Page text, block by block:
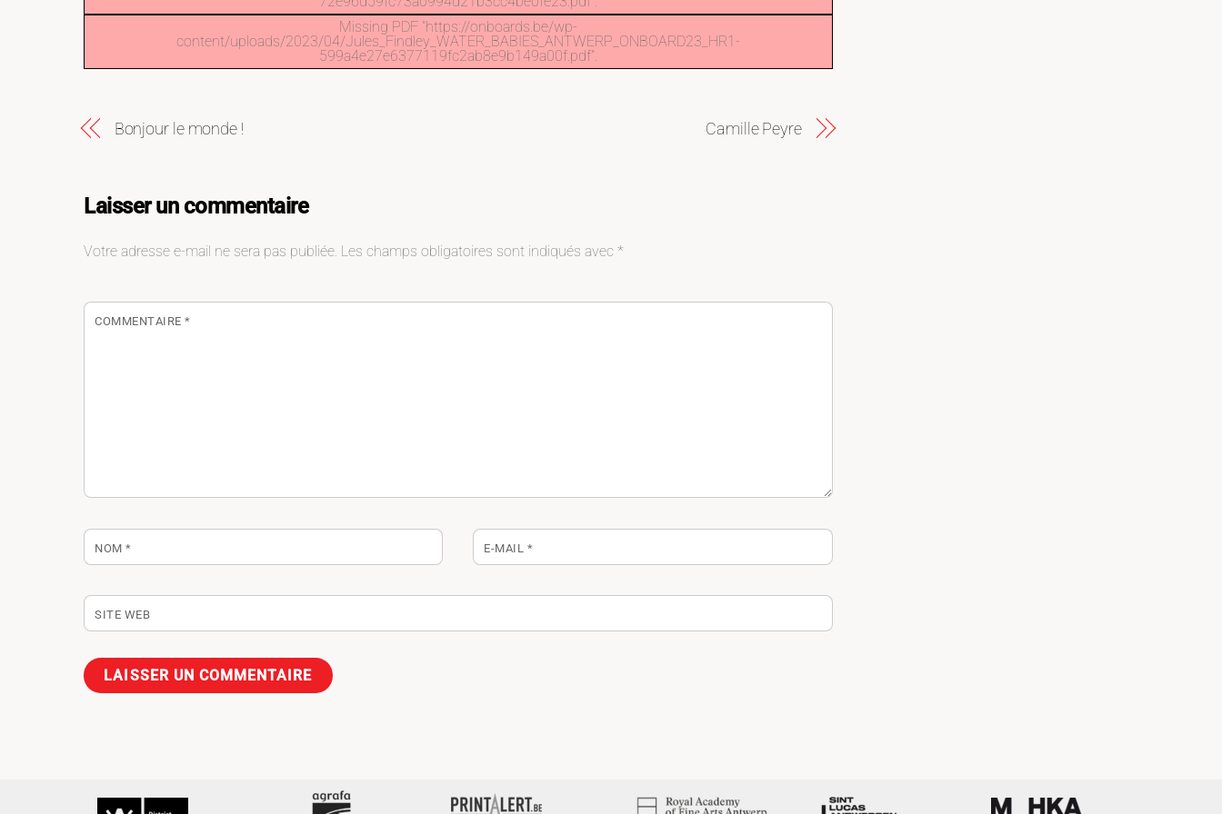
Missing PDF "https://onboards.be/wp-
content/uploads/2023/04/Jules_Findley_WATER_BABIES_ANTWERP_ONBOARD23_HR1-
599a4e27e6377119fc2ab8e9b149a00f.pdf".
Bonjour le monde ! Camille Peyre
Laisser un commentaire
Votre adresse e-mail ne sera pas publiée. Les champs obligatoires sont indiqués avec *
COMMENTAIRE*
NOM* E-MAIL *
SITE WEB